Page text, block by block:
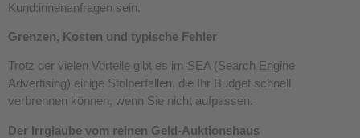
Kund:innenanfragen sein.
Grenzen, Kosten und typische Fehler
Trotz der vielen Vorteile gibt es im SEA (Search Engine
Advertising) einige Stolperfallen, die Ihr Budget schnell
verbrennen können, wenn Sie nicht aufpassen.
Der Irrglaube vom reinen Geld-Auktionshaus